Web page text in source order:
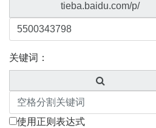
tieba.baidu.com/p/
关键词：
使用正则表达式